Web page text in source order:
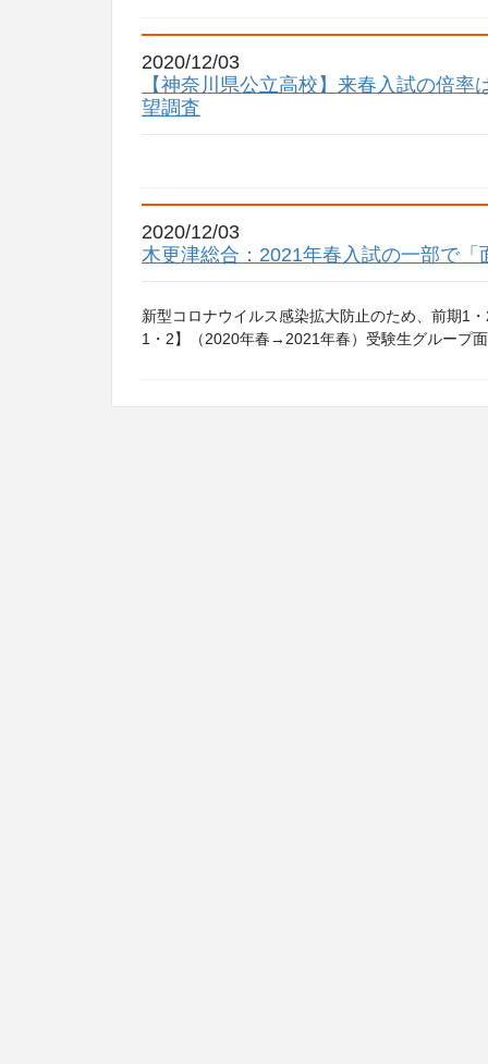
2020/12/03
【神奈川県公立高校】来春入試の倍
望調査
2020/12/03
木更津総合：2021年春入試の一部で「
新型コロナウイルス感染拡大防止のため、前期1
1・2】（2020年春→2021年春）受験生グループ